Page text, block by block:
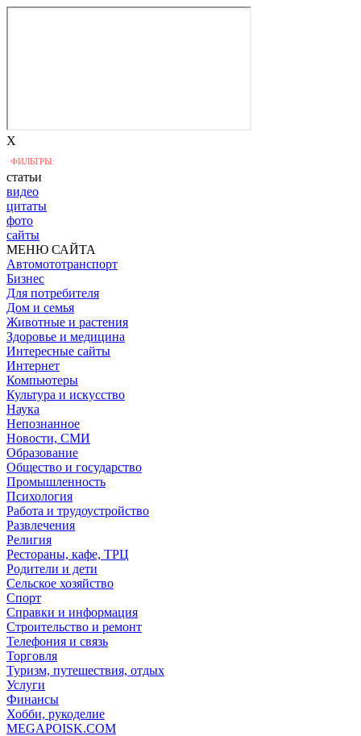
X
ФИЛЬТРЫ:
статьи
видео
цитаты
фото
сайты
МЕНЮ САЙТА
Автомототранспорт
Бизнес
Для потребителя
Дом и семья
Животные и растения
Здоровье и медицина
Интересные сайты
Интернет
Компьютеры
Культура и искусство
Наука
Непознанное
Новости, СМИ
Образование
Общество и государство
Промышленность
Психология
Работа и трудоустройство
Развлечения
Религия
Рестораны, кафе, ТРЦ
Родители и дети
Сельское хозяйство
Спорт
Справки и информация
Строительство и ремонт
Телефония и связь
Торговля
Туризм, путешествия, отдых
Услуги
Финансы
Хобби, рукоделие
MEGAPOISK.COM